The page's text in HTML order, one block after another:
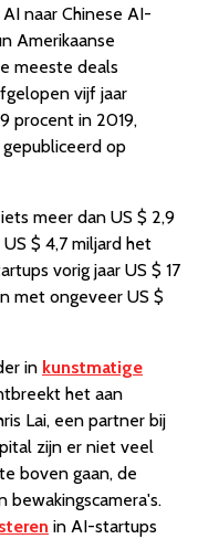
naar Chinese AI-
Amerikaanse
meeste deals
vijf jaar
procent in 2019,
op
meer dan US $ 2,9
$ 4,7 miljard het
vorig jaar US $ 17
met ongeveer US $
in kunstmatige
het aan
Lai, een partner bij
zijn er niet veel
boven gaan, de
bewakingscamera's.
in AI-startups